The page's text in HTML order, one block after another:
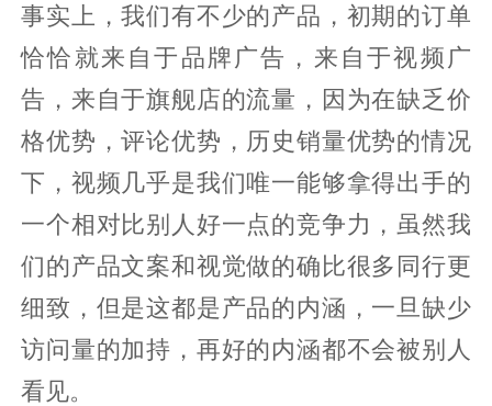
事实上，我们有不少的产品，初期的订单
恰恰就来自于品牌广告，来自于视频广
告，来自于旗舰店的流量，因为在缺乏价
格优势，评论优势，历史销量优势的情况
下，视频几乎是我们唯一能够拿得出手的
一个相对比别人好一点的竞争力，虽然我
们的产品文案和视觉做的确比很多同行更
细致，但是这都是产品的内涵，一旦缺少
访问量的加持，再好的内涵都不会被别人
看见。